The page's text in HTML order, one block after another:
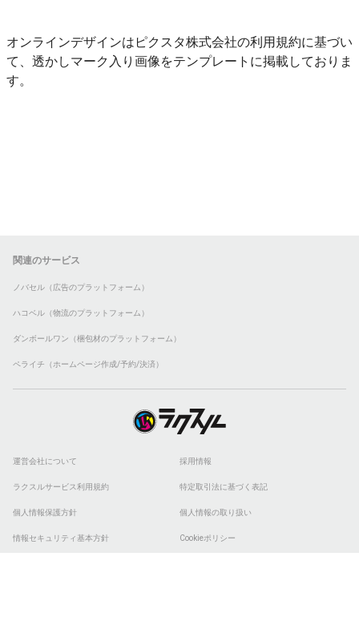
オンラインデザインはピクスタ株式会社の利用規約に基づい
て、透かしマーク入り画像をテンプレートに掲載しておりま
す。
関連のサービス
ノバセル（広告のプラットフォーム）
ハコベル（物流のプラットフォーム）
ダンボールワン（梱包材のプラットフォーム）
ペライチ（ホームページ作成/予約/決済）
運営会社について 採用情報
ラクスルサービス利用規約 特定取引法に基づく表記
個人情報保護方針 個人情報の取り扱い
情報セキュリティ基本方針 Cookieポリシー